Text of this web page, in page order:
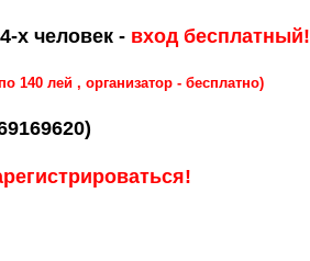
х человек - вход бесплатный!
140 лей , организатор - бесплатно)